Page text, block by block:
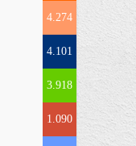
4.274
4.101
3.918
1.090